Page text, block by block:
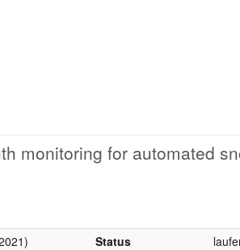
monitoring for automated
Status